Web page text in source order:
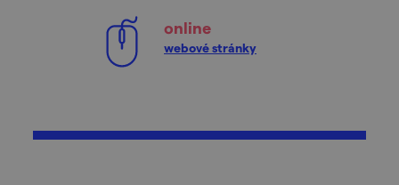
online
webové stránky